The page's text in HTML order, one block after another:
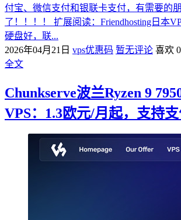
付宝、微信支付和银联卡支付，有需要的
了！！！！ 扩展阅读：Friendhosting日本
硬盘好，联...
2026年04月21日 vps优惠码 暂无评论 喜欢 0
全文
Chunkserve波兰Ryzen 9
VPS：1.3欧元/月起，支持